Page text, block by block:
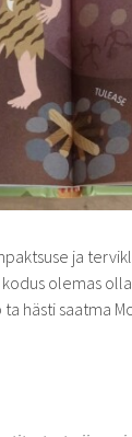
ja
olemas
hästi saatma